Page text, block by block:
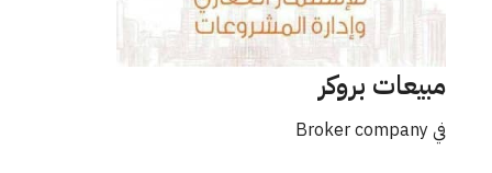
مبيعات بروكر
فيBroker company